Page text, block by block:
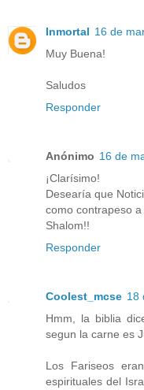
Inmortal 16 de
Muy Buena!
Saludos
Responder
Anónimo 16 de
¡Clarísimo!
Desearía que
como contrapeso
Shalom!!
Responder
Coolest_mcse 18
Hmm, la biblia
segun la carne es
Los Fariseos
espirituales del